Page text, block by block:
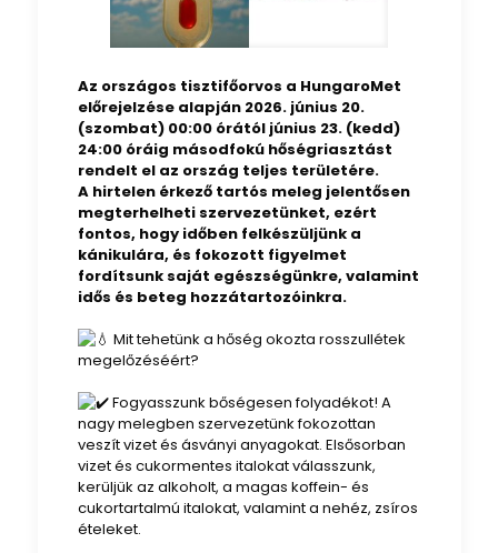
Az országos tisztifőorvos a HungaroMet
előrejelzése alapján 2026. június 20.
(szombat) 00:00 órától június 23. (kedd)
24:00 óráig másodfokú hőségriasztást
rendelt el az ország teljes területére.
A hirtelen érkező tartós meleg jelentősen
megterhelheti szervezetünket, ezért
fontos, hogy időben felkészüljünk a
kánikulára, és fokozott figyelmet
fordítsunk saját egészségünkre, valamint
idős és beteg hozzátartozóinkra.
Mit tehetünk a hőség okozta rosszullétek
megelőzéséért?
Fogyasszunk bőségesen folyadékot! A
nagy melegben szervezetünk fokozottan
veszít vizet és ásványi anyagokat. Elsősorban
vizet és cukormentes italokat válasszunk,
kerüljük az alkoholt, a magas koffein- és
cukortartalmú italokat, valamint a nehéz, zsíros
ételeket.